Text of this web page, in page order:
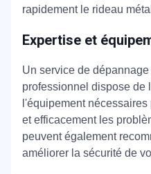
rapidement le rideau
Expertise et
Un service de
professionnel dispose de
l'équipement
et efficacement les
peuvent également
améliorer la sécurité de